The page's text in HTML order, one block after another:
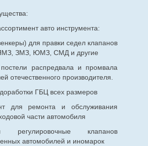
авто инструмента:
для правки седел клапанов
ЯМЗ, ЗМЗ, ЮМЗ, СМД и другие
распредвала и промвала
отечественного производителя.
ГБЦ всех размеров
для ремонта и обслуживания
части автомобиля
клапанов
автомобилей и иномарок